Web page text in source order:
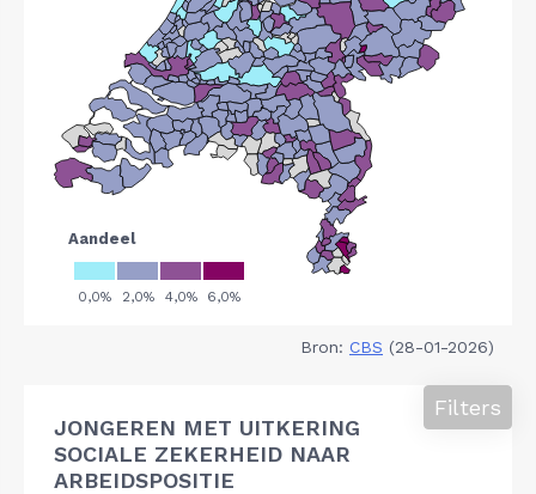
Bron: CBS (28-01-2026)
JONGEREN MET UITKERING
SOCIALE ZEKERHEID NAAR
ARBEIDSPOSITIE
Filters